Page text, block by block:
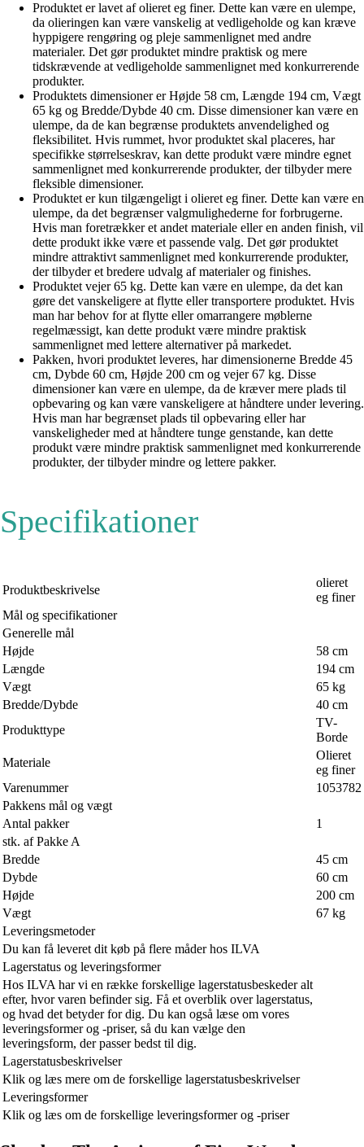
Produktet er lavet af olieret eg finer. Dette kan være en ulempe,
da olieringen kan være vanskelig at vedligeholde og kan kræve
hyppigere rengøring og pleje sammenlignet med andre
materialer. Det gør produktet mindre praktisk og mere
tidskrævende at vedligeholde sammenlignet med konkurrerende
produkter.
Produktets dimensioner er Højde 58 cm, Længde 194 cm, Vægt
65 kg og Bredde/Dybde 40 cm. Disse dimensioner kan være en
ulempe, da de kan begrænse produktets anvendelighed og
fleksibilitet. Hvis rummet, hvor produktet skal placeres, har
specifikke størrelseskrav, kan dette produkt være mindre egnet
sammenlignet med konkurrerende produkter, der tilbyder mere
fleksible dimensioner.
Produktet er kun tilgængeligt i olieret eg finer. Dette kan være en
ulempe, da det begrænser valgmulighederne for forbrugerne.
Hvis man foretrækker et andet materiale eller en anden finish, vil
dette produkt ikke være et passende valg. Det gør produktet
mindre attraktivt sammenlignet med konkurrerende produkter,
der tilbyder et bredere udvalg af materialer og finishes.
Produktet vejer 65 kg. Dette kan være en ulempe, da det kan
gøre det vanskeligere at flytte eller transportere produktet. Hvis
man har behov for at flytte eller omarrangere møblerne
regelmæssigt, kan dette produkt være mindre praktisk
sammenlignet med lettere alternativer på markedet.
Pakken, hvori produktet leveres, har dimensionerne Bredde 45
cm, Dybde 60 cm, Højde 200 cm og vejer 67 kg. Disse
dimensioner kan være en ulempe, da de kræver mere plads til
opbevaring og kan være vanskeligere at håndtere under levering.
Hvis man har begrænset plads til opbevaring eller har
vanskeligheder med at håndtere tunge genstande, kan dette
produkt være mindre praktisk sammenlignet med konkurrerende
produkter, der tilbyder mindre og lettere pakker.
Specifikationer
Produktbeskrivelse
olieret
eg finer
Mål og specifikationer
Generelle mål
Højde
58 cm
Længde
194 cm
Vægt
65 kg
Bredde/Dybde
40 cm
Produkttype
TV-
Borde
Materiale
Olieret
eg finer
Varenummer
1053782
Pakkens mål og vægt
Antal pakker
1
stk. af Pakke A
Bredde
45 cm
Dybde
60 cm
Højde
200 cm
Vægt
67 kg
Leveringsmetoder
Du kan få leveret dit køb på flere måder hos ILVA
Lagerstatus og leveringsformer
Hos ILVA har vi en række forskellige lagerstatusbeskeder alt
efter, hvor varen befinder sig. Få et overblik over lagerstatus,
og hvad det betyder for dig. Du kan også læse om vores
leveringsformer og -priser, så du kan vælge den
leveringsform, der passer bedst til dig.
Lagerstatusbeskrivelser
Klik og læs mere om de forskellige lagerstatusbeskrivelser
Leveringsformer
Klik og læs om de forskellige leveringsformer og -priser